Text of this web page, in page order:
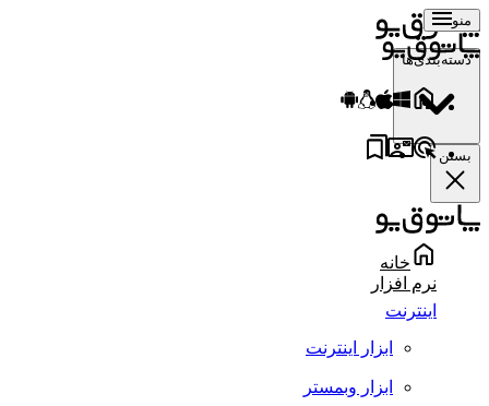
منو
دسته‌بندی‌ها
بستن
خانه
نرم افزار
اینترنت
ابزار اینترنت
ابزار وبمستر